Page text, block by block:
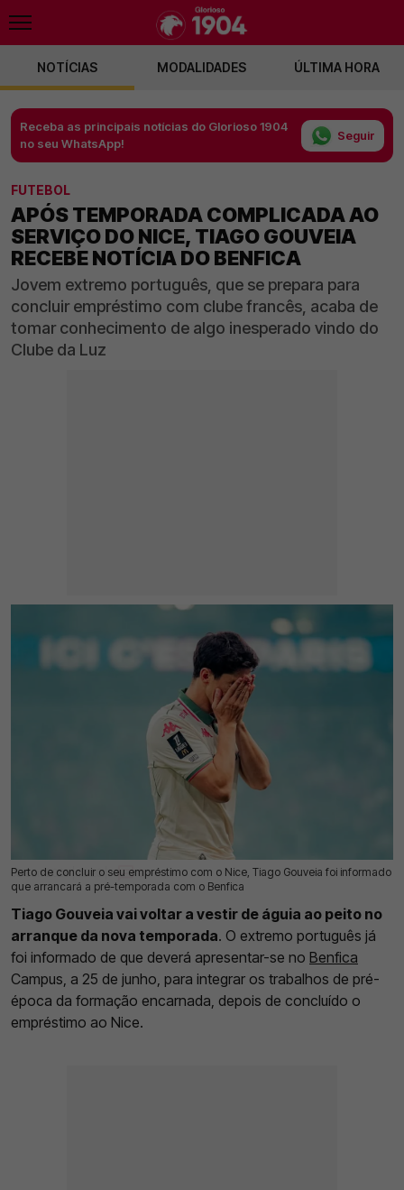
NOTÍCIAS MODALIDADES ÚLTIMA HORA
Receba as principais notícias do Glorioso 1904
no seu WhatsApp!
Seguir
FUTEBOL
APÓS TEMPORADA COMPLICADA AO
SERVIÇO DO NICE, TIAGO GOUVEIA
RECEBE NOTÍCIA DO BENFICA
Jovem extremo português, que se prepara para
concluir empréstimo com clube francês, acaba de
tomar conhecimento de algo inesperado vindo do
Clube da Luz
Perto de concluir o seu empréstimo com o Nice, Tiago Gouveia foi informado
que arrancará a pré-temporada com o Benfica
03 Jun 2026 | 12:20 | 0
Tiago Gouveia vai voltar a vestir de águia ao peito no
arranque da nova temporada. O extremo português já
foi informado de que deverá apresentar-se no Benfica
Campus, a 25 de junho, para integrar os trabalhos de pré-
época da formação encarnada, depois de concluído o
empréstimo ao Nice.